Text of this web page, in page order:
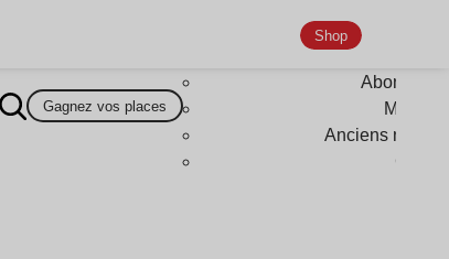
Gagnez vos places
Shop
Anciens